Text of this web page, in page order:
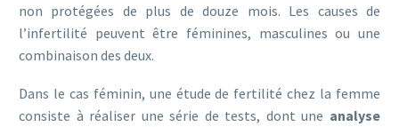
non protégées de plus de douze mois. Les causes de
l’infertilité peuvent être féminines, masculines ou une
combinaison des deux.
Dans le cas féminin, une étude de fertilité chez la femme
consiste à réaliser une série de tests, dont une analyse